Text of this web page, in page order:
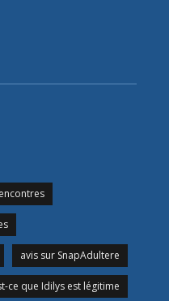
avis sur SnapAdultere
ce que Idilys est légitime